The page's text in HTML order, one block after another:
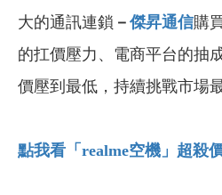
大的通訊連鎖 － 傑昇通信購
的扛價壓力、電商平台的抽
價壓到最低，持續挑戰市場
點我看「realme空機」超殺